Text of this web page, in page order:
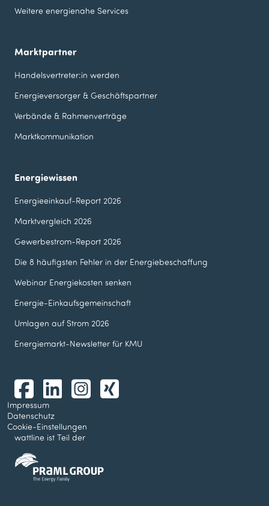
Weitere energienahe Services
Marktpartner
Handelsvertreter:in werden
Energieversorger & Geschäfts­partner
Verbände & Rahmenverträge
Marktkommunikation
Energiewissen
Energieeinkauf-Report 2026
Marktvergleich 2026
Gewerbestrom-Report 2026
Die 8 häufigsten Fehler in der Energie­beschaffung
Webinar Energie­kosten senken
Energie-Einkaufsgemeinschaft
Umlagen auf Strom 2026
Energiemarkt-Newsletter für KMU
Impressum
Datenschutz
Cookie-Einstellungen
wattline ist Teil der